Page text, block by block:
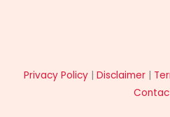
Privacy Policy| Disclaimer|